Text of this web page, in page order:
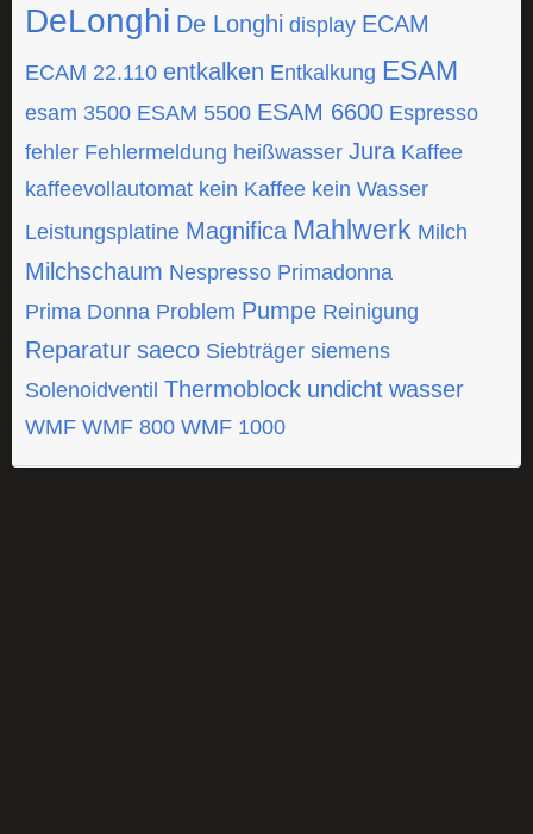
DeLonghi De Longhi display ECAM
ECAM 22.110 entkalken Entkalkung ESAM
esam 3500 ESAM 5500 ESAM 6600 Espresso
fehler Fehlermeldung heißwasser Jura Kaffee
kaffeevollautomat kein Kaffee kein Wasser
Leistungsplatine Magnifica Mahlwerk Milch
Milchschaum Nespresso Primadonna
Prima Donna Problem Pumpe Reinigung
Reparatur saeco Siebträger siemens
Solenoidventil Thermoblock undicht wasser
WMF WMF 800 WMF 1000